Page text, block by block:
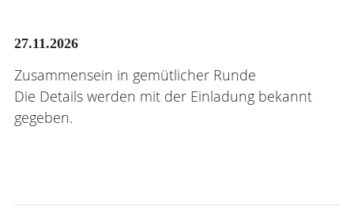
ANMELDEN
27.11.2026
Zusammensein in gemütlicher Runde
Die Details werden mit der Einladung bekannt
gegeben.